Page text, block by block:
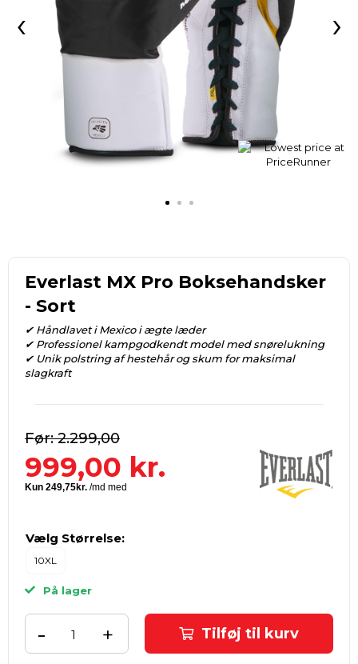
‹ ›
Everlast MX Pro Boksehandsker
- Sort
✔ Håndlavet i Mexico i ægte læder
✔ Professionel kampgodkendt model med snørelukning
✔ Unik polstring af hestehår og skum for maksimal
slagkraft
2.299,00
999,00 kr.
Vælg Størrelse:
10XL
På lager
+
- Tilføj til kurv